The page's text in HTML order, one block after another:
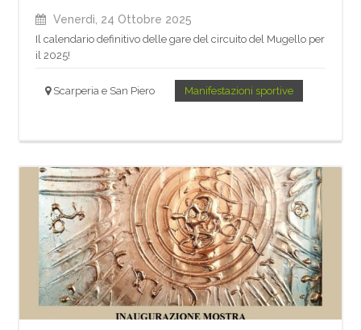
Venerdì, 24 Ottobre 2025
Il calendario definitivo delle gare del circuito del Mugello per
il 2025!
Scarperia e San Piero Manifestazioni sportive